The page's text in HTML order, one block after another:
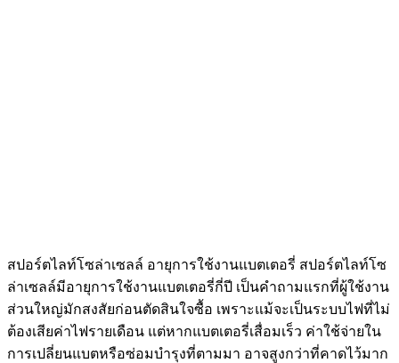
สปอร์ตไลท์โซล่าเซลล์ อายุการใช้งานแบตเตอรี่ สปอร์ตไลท์โซ
ล่าเซลล์มีอายุการใช้งานแบตเตอรี่กี่ปี เป็นคำถามแรกที่ผู้ใช้งาน
ส่วนใหญ่มักสงสัยก่อนตัดสินใจซื้อ เพราะแม้จะเป็นระบบไฟที่ไม่
ต้องเสียค่าไฟรายเดือน แต่หากแบตเตอรี่เสื่อมเร็ว ค่าใช้จ่ายใน
การเปลี่ยนแบตหรือซ่อมบำรุงที่ตามมา อาจสูงกว่าที่คาดไว้มาก